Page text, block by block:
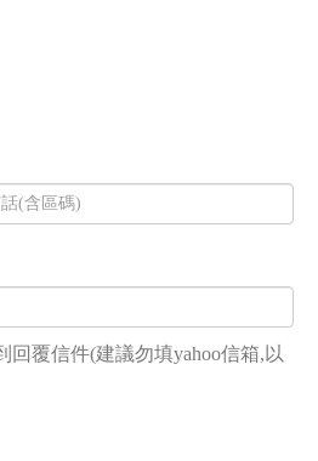
回覆信件(建議勿填yahoo信箱,以